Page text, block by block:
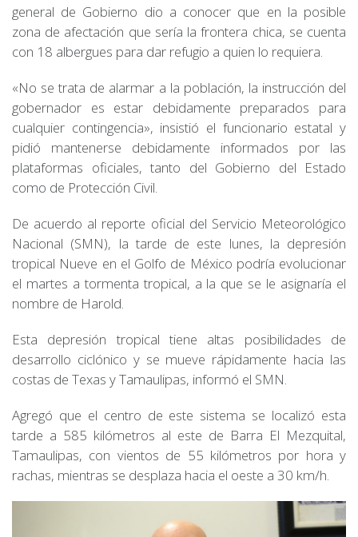
general de Gobierno dio a conocer que en la posible
zona de afectación que sería la frontera chica, se cuenta
con 18 albergues para dar refugio a quien lo requiera.
«No se trata de alarmar a la población, la instrucción del
gobernador es estar debidamente preparados para
cualquier contingencia», insistió el funcionario estatal y
pidió mantenerse debidamente informados por las
plataformas oficiales, tanto del Gobierno del Estado
como de Protección Civil.
De acuerdo al reporte oficial del Servicio Meteorológico
Nacional (SMN), la tarde de este lunes, la depresión
tropical Nueve en el Golfo de México podría evolucionar
el martes a tormenta tropical, a la que se le asignaría el
nombre de Harold.
Esta depresión tropical tiene altas posibilidades de
desarrollo ciclónico y se mueve rápidamente hacia las
costas de Texas y Tamaulipas, informó el SMN.
Agregó que el centro de este sistema se localizó esta
tarde a 585 kilómetros al este de Barra El Mezquital,
Tamaulipas, con vientos de 55 kilómetros por hora y
rachas, mientras se desplaza hacia el oeste a 30 km/h.